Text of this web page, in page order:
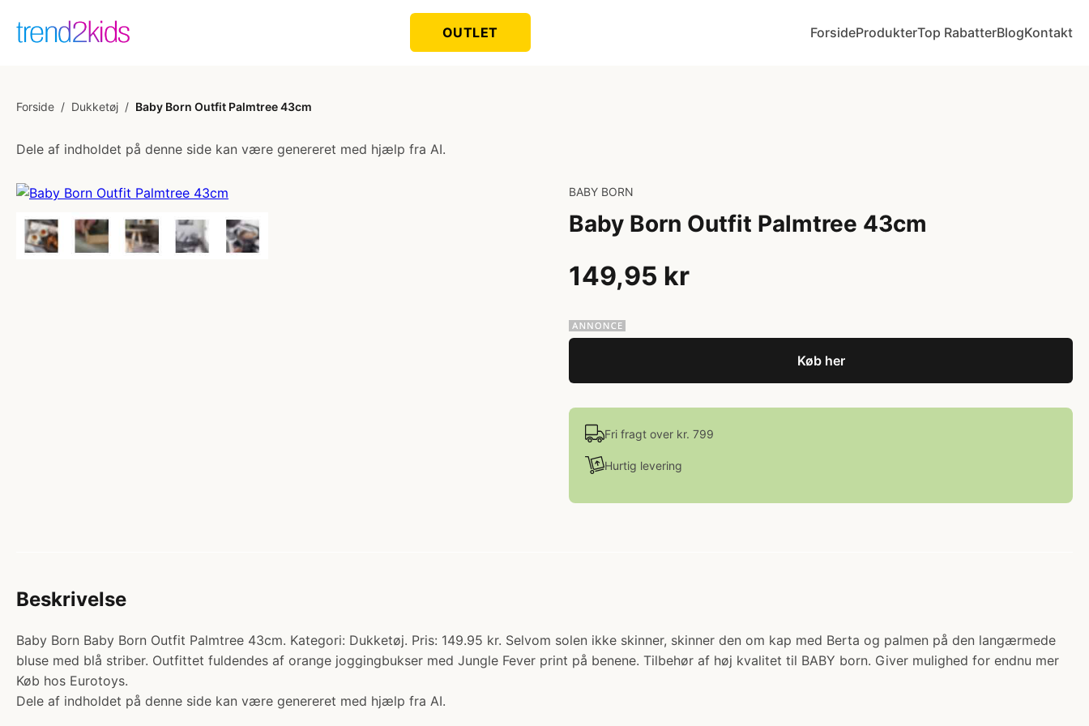
OUTLET ForsideProdukterTop RabatterBlogKontakt
Forside / Dukketøj / Baby Born Outfit Palmtree 43cm
Dele af indholdet på denne side kan være genereret med hjælp fra AI.
BABY BORN
Baby Born Outfit Palmtree 43cm
149,95 kr
Køb her
Fri fragt over kr. 799
Hurtig levering
Beskrivelse
Baby Born Baby Born Outfit Palmtree 43cm. Kategori: Dukketøj. Pris: 149.95 kr. Selvom solen ikke skinner, skinner den om kap med Berta og palmen på den langærmede
bluse med blå striber. Outfittet fuldendes af orange joggingbukser med Jungle Fever print på benene. Tilbehør af høj kvalitet til BABY born. Giver mulighed for endnu mer
Køb hos Eurotoys.
Dele af indholdet på denne side kan være genereret med hjælp fra AI.